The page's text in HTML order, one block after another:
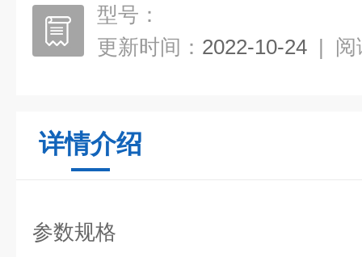
型号：
更新时间： 2022-10-24 | 阅
详情介绍
参数规格